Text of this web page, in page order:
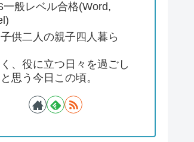
一般レベル合格(Word,
供二人の親子四人暮ら
、役に立つ日々を過ごし
思う今日この頃。